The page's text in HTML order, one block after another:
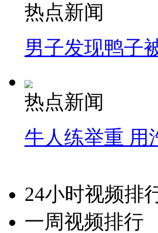
热点新闻
男子发现鸭子
热点新闻
牛人练举重 用
24小时视频排
一周视频排行